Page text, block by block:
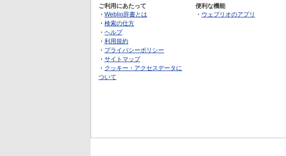
ご利用にあたって
・ Weblio辞書とは
・ 検索の仕方
・ ヘルプ
・ 利用規約
・ プライバシーポリシー
・ サイトマップ
・ クッキー・アクセスデータに
ついて
便利な機能
・ ウェブリオのアプリ